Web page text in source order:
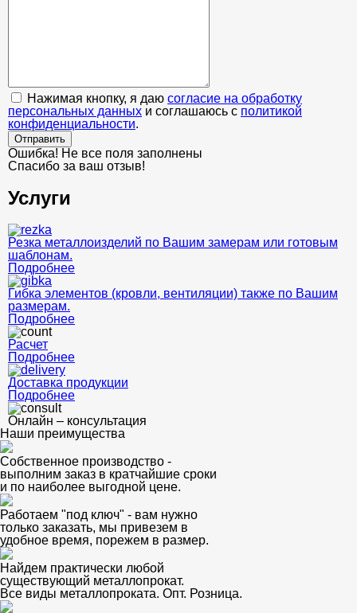
Нажимая кнопку, я даю согласие на обработку
персональных данных и соглашаюсь с политикой
конфиденциальности.
Отправить
Ошибка! Не все поля заполнены
Спасибо за ваш отзыв!
Услуги
Резка металлоизделий по Вашим замерам или готовым
шаблонам.
Подробнее
Гибка элементов (кровли, вентиляции) также по Вашим
размерам.
Подробнее
Расчет
Подробнее
Доставка продукции
Подробнее
Онлайн – консультация
Наши преимущества
Собственное производство -
выполним заказ в кратчайшие сроки
и по наиболее выгодной цене.
Работаем "под ключ" - вам нужно
только заказать, мы привезем в
удобное время, порежем в размер.
Найдем практически любой
существующий металлопрокат.
Все виды металлопроката. Опт. Розница.